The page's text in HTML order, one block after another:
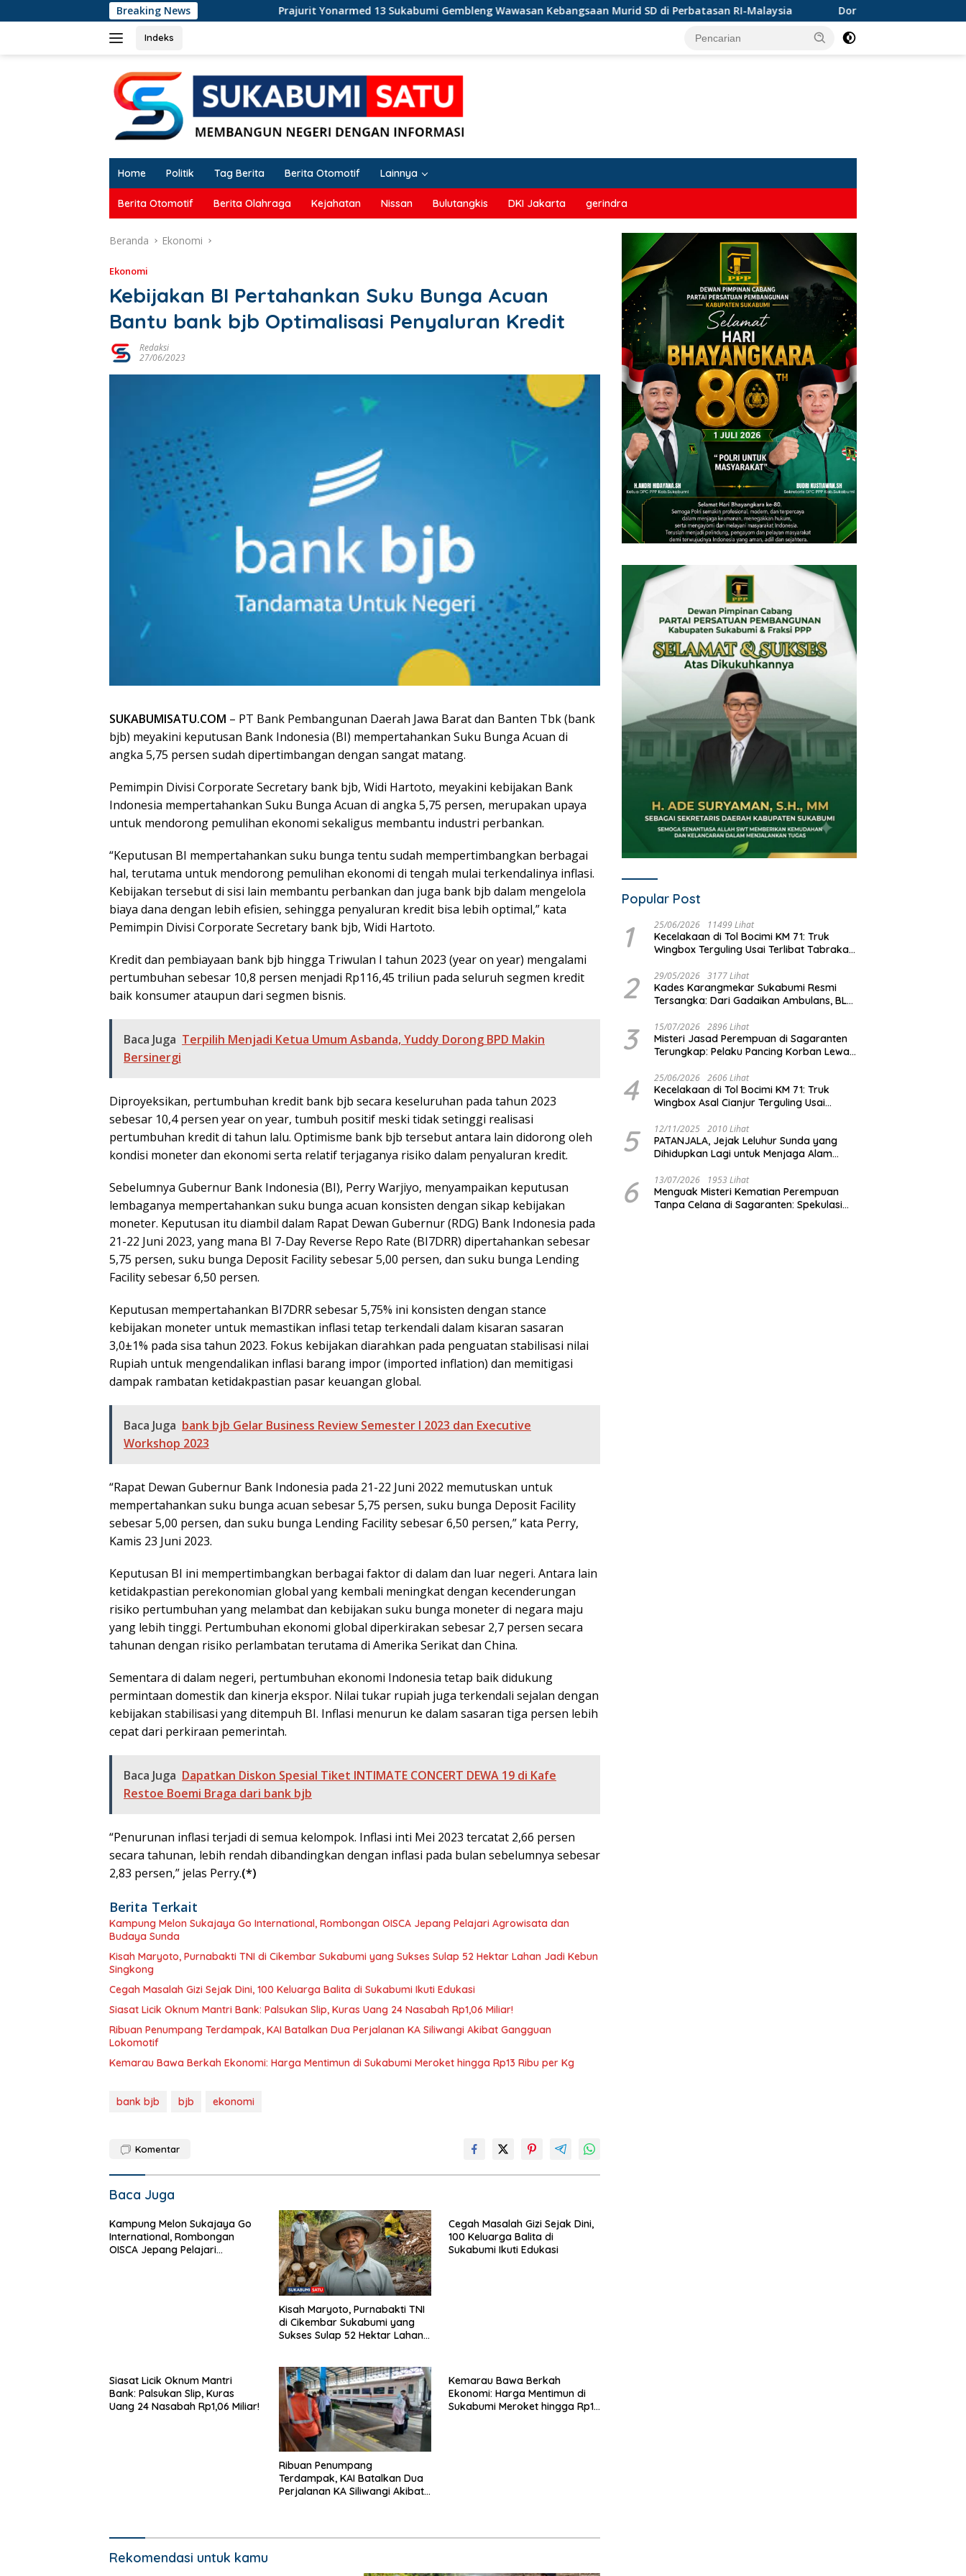
ke
Breaking NewsPrajurit Yonarmed 13 Sukabumi Gembleng Wawasan Kebangsaan Murid SD di Perbatasan RI-Malaysia Dorong Perlindungan Penderes Gula di
Indeks
Home Politik Tag Berita Berita Otomotif Lainnya
Berita Otomotif Berita Olahraga Kejahatan Nissan Bulutangkis DKI Jakarta gerindra
Beranda Ekonomi
Ekonomi
Kebijakan BI Pertahankan Suku Bunga Acuan
Bantu bank bjb Optimalisasi Penyaluran Kredit
Redaksi
27/06/2023
SUKABUMISATU.COM – PT Bank Pembangunan Daerah Jawa Barat dan Banten Tbk (bank
bjb) meyakini keputusan Bank Indonesia (BI) mempertahankan Suku Bunga Acuan di
angka 5,75 persen sudah dipertimbangan dengan sangat matang.
Pemimpin Divisi Corporate Secretary bank bjb, Widi Hartoto, meyakini kebijakan Bank
Indonesia mempertahankan Suku Bunga Acuan di angka 5,75 persen, merupakan upaya
untuk mendorong pemulihan ekonomi sekaligus membantu industri perbankan.
“Keputusan BI mempertahankan suku bunga tentu sudah mempertimbangkan berbagai
hal, terutama untuk mendorong pemulihan ekonomi di tengah mulai terkendalinya inflasi.
Kebijakan tersebut di sisi lain membantu perbankan dan juga bank bjb dalam mengelola
biaya dana dengan lebih efisien, sehingga penyaluran kredit bisa lebih optimal,” kata
Pemimpin Divisi Corporate Secretary bank bjb, Widi Hartoto.
Kredit dan pembiayaan bank bjb hingga Triwulan I tahun 2023 (year on year) mengalami
pertumbuhan sebesar 10,8 persen menjadi Rp116,45 triliun pada seluruh segmen kredit
baik konsumer ataupun dari segmen bisnis.
Baca Juga Terpilih Menjadi Ketua Umum Asbanda, Yuddy Dorong BPD Makin
Bersinergi
Diproyeksikan, pertumbuhan kredit bank bjb secara keseluruhan pada tahun 2023
sebesar 10,4 persen year on year, tumbuh positif meski tidak setinggi realisasi
pertumbuhan kredit di tahun lalu. Optimisme bank bjb tersebut antara lain didorong oleh
kondisi moneter dan ekonomi serta relatif terjaganya risiko dalam penyaluran kredit.
Sebelumnya Gubernur Bank Indonesia (BI), Perry Warjiyo, menyampaikan keputusan
lembaganya mempertahankan suku bunga acuan konsisten dengan sikap kebijakan
moneter. Keputusan itu diambil dalam Rapat Dewan Gubernur (RDG) Bank Indonesia pada
21-22 Juni 2023, yang mana BI 7-Day Reverse Repo Rate (BI7DRR) dipertahankan sebesar
5,75 persen, suku bunga Deposit Facility sebesar 5,00 persen, dan suku bunga Lending
Facility sebesar 6,50 persen.
Keputusan mempertahankan BI7DRR sebesar 5,75% ini konsisten dengan stance
kebijakan moneter untuk memastikan inflasi tetap terkendali dalam kisaran sasaran
3,0±1% pada sisa tahun 2023. Fokus kebijakan diarahkan pada penguatan stabilisasi nilai
Rupiah untuk mengendalikan inflasi barang impor (imported inflation) dan memitigasi
dampak rambatan ketidakpastian pasar keuangan global.
Baca Juga bank bjb Gelar Business Review Semester I 2023 dan Executive
Workshop 2023
“Rapat Dewan Gubernur Bank Indonesia pada 21-22 Juni 2022 memutuskan untuk
mempertahankan suku bunga acuan sebesar 5,75 persen, suku bunga Deposit Facility
sebesar 5,00 persen, dan suku bunga Lending Facility sebesar 6,50 persen,” kata Perry,
Kamis 23 Juni 2023.
Keputusan BI ini mempertimbangkan berbagai faktor di dalam dan luar negeri. Antara lain
ketidakpastian perekonomian global yang kembali meningkat dengan kecenderungan
risiko pertumbuhan yang melambat dan kebijakan suku bunga moneter di negara maju
yang lebih tinggi. Pertumbuhan ekonomi global diperkirakan sebesar 2,7 persen secara
tahunan dengan risiko perlambatan terutama di Amerika Serikat dan China.
Sementara di dalam negeri, pertumbuhan ekonomi Indonesia tetap baik didukung
permintaan domestik dan kinerja ekspor. Nilai tukar rupiah juga terkendali sejalan dengan
kebijakan stabilisasi yang ditempuh BI. Inflasi menurun ke dalam sasaran tiga persen lebih
cepat dari perkiraan pemerintah.
Baca Juga Dapatkan Diskon Spesial Tiket INTIMATE CONCERT DEWA 19 di Kafe
Restoe Boemi Braga dari bank bjb
“Penurunan inflasi terjadi di semua kelompok. Inflasi inti Mei 2023 tercatat 2,66 persen
secara tahunan, lebih rendah dibandingkan dengan inflasi pada bulan sebelumnya sebesar
2,83 persen,” jelas Perry.(*)
Berita Terkait
Kampung Melon Sukajaya Go International, Rombongan OISCA Jepang Pelajari Agrowisata dan
Budaya Sunda
Kisah Maryoto, Purnabakti TNI di Cikembar Sukabumi yang Sukses Sulap 52 Hektar Lahan Jadi Kebun
Singkong
Cegah Masalah Gizi Sejak Dini, 100 Keluarga Balita di Sukabumi Ikuti Edukasi
Siasat Licik Oknum Mantri Bank: Palsukan Slip, Kuras Uang 24 Nasabah Rp1,06 Miliar!
Ribuan Penumpang Terdampak, KAI Batalkan Dua Perjalanan KA Siliwangi Akibat Gangguan
Lokomotif
Kemarau Bawa Berkah Ekonomi: Harga Mentimun di Sukabumi Meroket hingga Rp13 Ribu per Kg
bank bjb bjb ekonomi
Komentar
Baca Juga
Kampung Melon Sukajaya Go
International, Rombongan
OISCA Jepang Pelajari
Kisah Maryoto, Purnabakti TNI
di Cikembar Sukabumi yang
Sukses Sulap 52 Hektar Lahan
Cegah Masalah Gizi Sejak Dini,
100 Keluarga Balita di
Sukabumi Ikuti Edukasi
Siasat Licik Oknum Mantri
Bank: Palsukan Slip, Kuras
Uang 24 Nasabah Rp1,06 Miliar!
Ribuan Penumpang
Terdampak, KAI Batalkan Dua
Perjalanan KA Siliwangi Akibat
Kemarau Bawa Berkah
Ekonomi: Harga Mentimun di
Sukabumi Meroket hingga Rp13
Rekomendasi untuk kamu
Popular Post
1 25/06/2026 11499 Lihat
Kecelakaan di Tol Bocimi KM 71: Truk
Wingbox Terguling Usai Terlibat Tabrakan
2 29/05/2026 3177 Lihat
Kades Karangmekar Sukabumi Resmi
Tersangka: Dari Gadaikan Ambulans, BLT
3 15/07/2026 2896 Lihat
Misteri Jasad Perempuan di Sagaranten
Terungkap: Pelaku Pancing Korban Lewat
4 25/06/2026 2606 Lihat
Kecelakaan di Tol Bocimi KM 71: Truk
Wingbox Asal Cianjur Terguling Usai
RS Sekarwangi
5 12/11/2025 2010 Lihat
PATANJALA, Jejak Leluhur Sunda yang
Dihidupkan Lagi untuk Menjaga Alam
6 13/07/2026 1953 Lihat
Menguak Misteri Kematian Perempuan
Tanpa Celana di Sagaranten: Spekulasi